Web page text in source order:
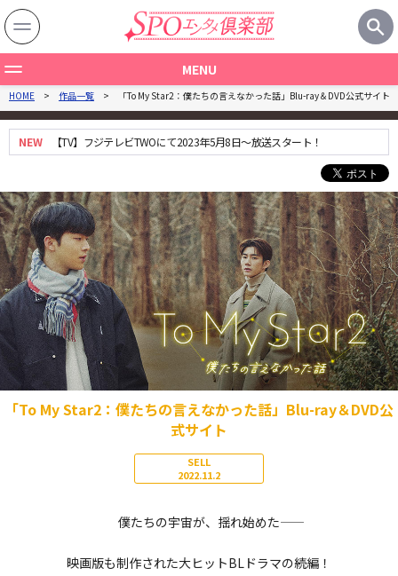
MENU
一覧
国から探す
記事
一覧
HOME 作品一覧 「To My Star2：僕たちの言えなかった話」Blu-ray＆DVD公式サイト
NEW 【TV】フジテレビTWOにて2023年5月8日～放送スタート！
「To My Star2：僕たちの言えなかった話」Blu-ray＆DVD公
式サイト
SELL
2022.11.2
僕たちの宇宙が、揺れ始めた――
映画版も制作された大ヒットBLドラマの続編！